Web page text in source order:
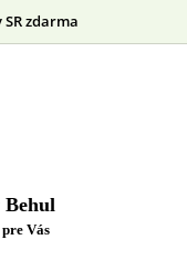
SR zdarma
Vás